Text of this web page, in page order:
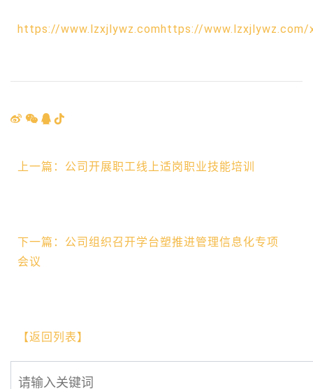
https://www.lzxjlywz.comhttps://www.lzxjlywz.com/
上一篇：公司开展职工线上适岗职业技能培训
下一篇：公司组织召开学台塑推进管理信息化专项
会议
【返回列表】